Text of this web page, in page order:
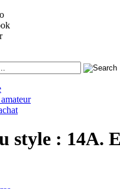
style : 14A.